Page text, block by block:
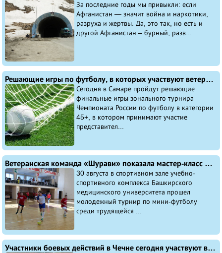
За последние годы мы привыкли: если
Афганистан — значит война и наркотики,
разруха и жертвы. Да, это так, но есть и
другой Афганистан – бурный, разв...
Решающие игры по футболу, в которых участвуют ветераны из Уфы, пройдут сегодня в Самаре
Сегодня в Самаре пройдут решающие
финальные игры зонального турнира
Чемпионата России по футболу в категории
45+, в котором принимают участие
представител...
Ветеранская команда «Шурави» показала мастер-класс на городском турнире рабочей молодежи по мини-футболу
30 августа в спортивном зале учебно-
спортивного комплекса Башкирского
медицинского университета прошел
молодежный турнир по мини-футболу
среди трудящейся ...
Участники боевых действий в Чечне сегодня участвуют в турнире по мини-футболу